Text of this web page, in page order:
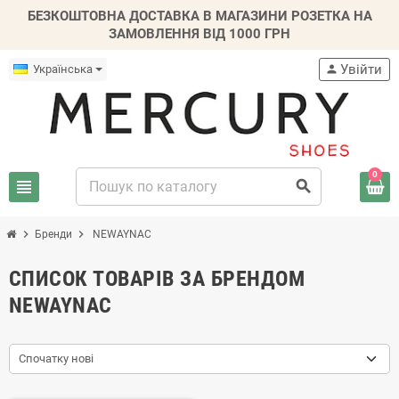
БЕЗКОШТОВНА ДОСТАВКА В МАГАЗИНИ РОЗЕТКА НА
ЗАМОВЛЕННЯ ВІД 1000 ГРН
Українська
view_headline search
person Увійти
0
chevron_right Бренди chevron_right NEWAYNAC
СПИСОК ТОВАРІВ ЗА БРЕНДОМ
NEWAYNAC
Спочатку нові